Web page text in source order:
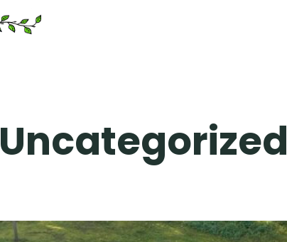
Uncategorized